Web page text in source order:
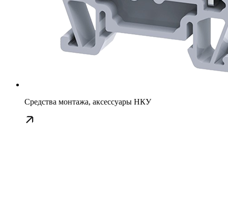
Средства монтажа, аксессуары НКУ